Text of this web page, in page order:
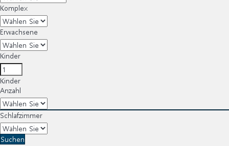
Komplex
Erwachsene
Kinder
Kinder
Anzahl
Schlafzimmer
Suchen